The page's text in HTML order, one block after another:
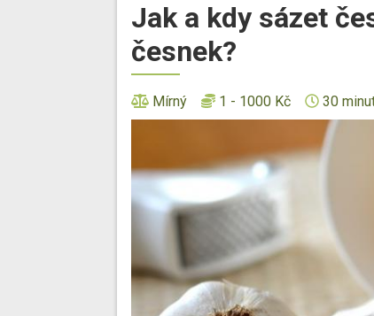
Jak a kdy sázet
česnek?
Mírný 1 - 1000 Kč 30